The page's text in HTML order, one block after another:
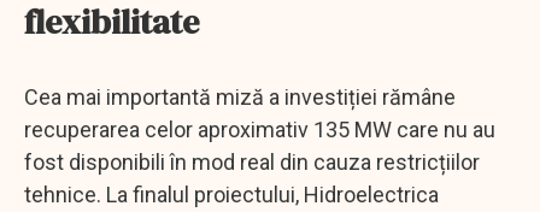
flexibilitate
Cea mai importantă miză a investiției rămâne
recuperarea celor aproximativ 135 MW care nu au
fost disponibili în mod real din cauza restricțiilor
tehnice. La finalul proiectului, Hidroelectrica